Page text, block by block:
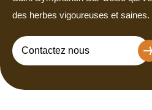
des herbes vigoureuses et saines.
Contactez nous